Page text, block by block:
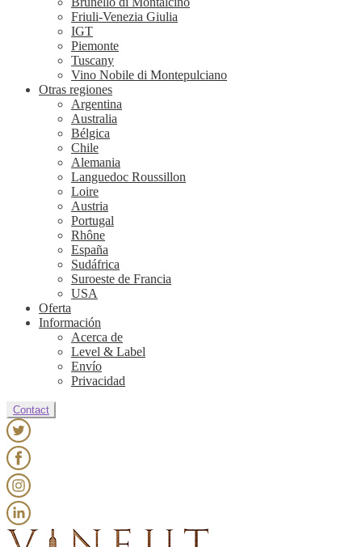
Friuli-Venezia Giulia
IGT
Piemonte
Tuscany
Vino Nobile di Montepulciano
Otras regiones
Argentina
Australia
Bélgica
Chile
Alemania
Languedoc Roussillon
Loire
Austria
Portugal
Rhône
España
Sudáfrica
Suroeste de Francia
USA
Oferta
Información
Acerca de
Level & Label
Envío
Privacidad
Contact